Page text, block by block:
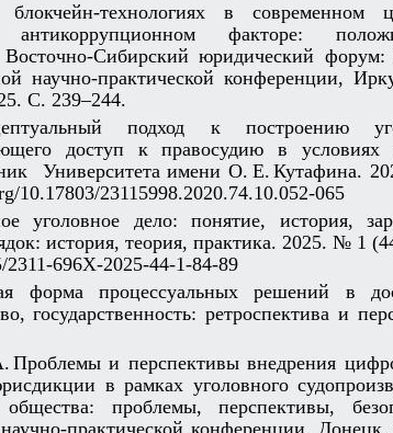
­технологиях в современном
факторе:
Сибирский юридический форум:
научно-­практической конференции,
С. 239–244.
подход к построению
доступ к правосудию в условиях
Университета имени О. Е. Кутафина.
10.17803/23115998.2020.74.10.052-065
уголовное дело: понятие, история,
история, теория, практика. 2025. № 1
696X-2025-44-1-84-89
форма процессуальных решений в
государственность: ретроспектива и
и перспективы внедрения
в рамках уголовного
проблемы, перспективы,
практической конференции, Донецк,